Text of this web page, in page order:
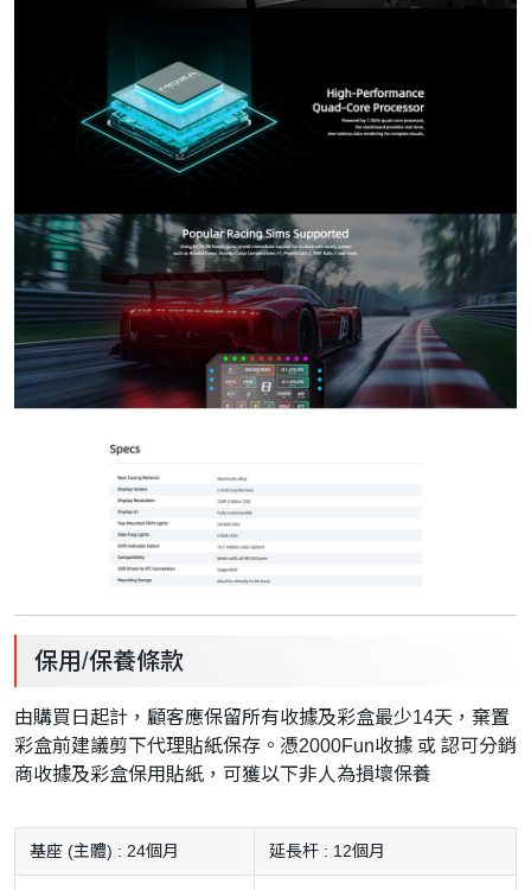
保用/保養條款
由購買日起計，顧客應保留所有收據及彩盒最少14天，棄置
彩盒前建議剪下代理貼紙保存。憑2000Fun收據 或 認可分銷
商收據及彩盒保用貼紙，可獲以下非人為損壞保養
基座 (主體) : 24個月 延長杆 : 12個月